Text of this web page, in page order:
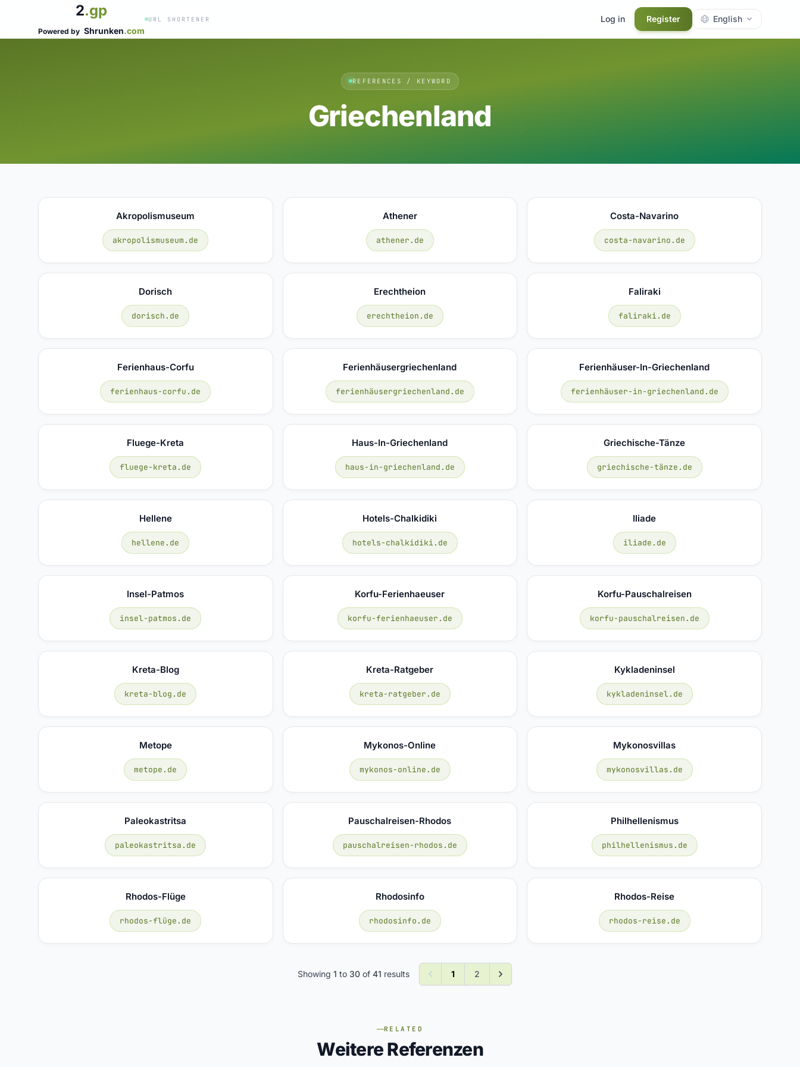
2.gp
Powered by Shrunken.com
URL SHORTENER Log in Register English
REFERENCES / KEYWORD
Griechenland
Akropolismuseum
akropolismuseum.de
Athener
athener.de
Costa-Navarino
costa-navarino.de
Dorisch
dorisch.de
Erechtheion
erechtheion.de
Faliraki
faliraki.de
Ferienhaus-Corfu
ferienhaus-corfu.de
Ferienhäusergriechenland
ferienhäusergriechenland.de
Ferienhäuser-In-Griechenland
ferienhäuser-in-griechenland.de
Fluege-Kreta
fluege-kreta.de
Haus-In-Griechenland
haus-in-griechenland.de
Griechische-Tänze
griechische-tänze.de
Hellene
hellene.de
Hotels-Chalkidiki
hotels-chalkidiki.de
Iliade
iliade.de
Insel-Patmos
insel-patmos.de
Korfu-Ferienhaeuser
korfu-ferienhaeuser.de
Korfu-Pauschalreisen
korfu-pauschalreisen.de
Kreta-Blog
kreta-blog.de
Kreta-Ratgeber
kreta-ratgeber.de
Kykladeninsel
kykladeninsel.de
Metope
metope.de
Mykonos-Online
mykonos-online.de
Mykonosvillas
mykonosvillas.de
Paleokastritsa
paleokastritsa.de
Pauschalreisen-Rhodos
pauschalreisen-rhodos.de
Philhellenismus
philhellenismus.de
Rhodos-Flüge
rhodos-flüge.de
Rhodosinfo
rhodosinfo.de
Rhodos-Reise
rhodos-reise.de
Showing 1 to 30 of 41 results 1 2
RELATED
Weitere Referenzen